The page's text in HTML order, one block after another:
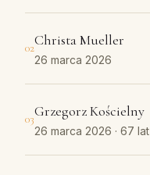
02Christa Mueller
26 marca 2026
03Grzegorz Kościelny
26 marca 2026 · 67 lat